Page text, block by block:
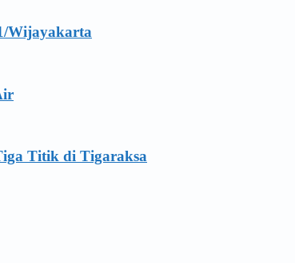
Wijayakarta
Titik di Tigaraksa